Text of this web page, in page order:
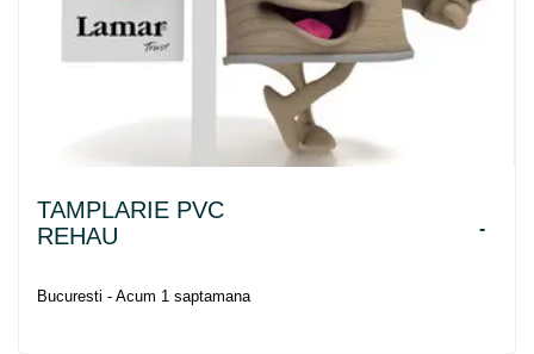
TAMPLARIE PVC
REHAU
-
Bucuresti - Acum 1 saptamana